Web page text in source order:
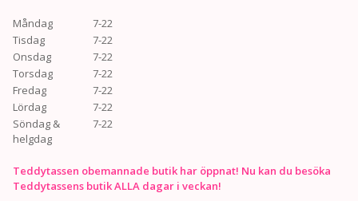
Måndag
7-22
Tisdag
7-22
Onsdag
7-22
Torsdag
7-22
Fredag
7-22
Lördag
7-22
Söndag &
helgdag
7-22
Teddytassen obemannade butik har öppnat! Nu kan du besöka
Teddytassens butik ALLA dagar i veckan!